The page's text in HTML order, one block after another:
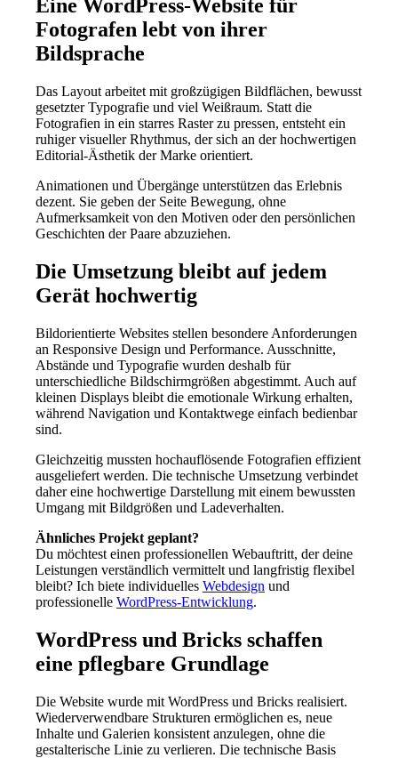
Eine WordPress-Website für
Fotografen lebt von ihrer
Bildsprache
Das Layout arbeitet mit großzügigen Bildflächen, bewusst
gesetzter Typografie und viel Weißraum. Statt die
Fotografien in ein starres Raster zu pressen, entsteht ein
ruhiger visueller Rhythmus, der sich an der hochwertigen
Editorial-Ästhetik der Marke orientiert.
Animationen und Übergänge unterstützen das Erlebnis
dezent. Sie geben der Seite Bewegung, ohne
Aufmerksamkeit von den Motiven oder den persönlichen
Geschichten der Paare abzuziehen.
Die Umsetzung bleibt auf jedem
Gerät hochwertig
Bildorientierte Websites stellen besondere Anforderungen
an Responsive Design und Performance. Ausschnitte,
Abstände und Typografie wurden deshalb für
unterschiedliche Bildschirmgrößen abgestimmt. Auch auf
kleinen Displays bleibt die emotionale Wirkung erhalten,
während Navigation und Kontaktwege einfach bedienbar
sind.
Gleichzeitig mussten hochauflösende Fotografien effizient
ausgeliefert werden. Die technische Umsetzung verbindet
daher eine hochwertige Darstellung mit einem bewussten
Umgang mit Bildgrößen und Ladeverhalten.
Ähnliches Projekt geplant?
Du möchtest einen professionellen Webauftritt, der deine
Leistungen verständlich vermittelt und langfristig flexibel
bleibt? Ich biete individuelles Webdesign und
professionelle WordPress-Entwicklung.
WordPress und Bricks schaffen
eine pflegbare Grundlage
Die Website wurde mit WordPress und Bricks realisiert.
Wiederverwendbare Strukturen ermöglichen es, neue
Inhalte und Galerien konsistent anzulegen, ohne die
gestalterische Linie zu verlieren. Die technische Basis